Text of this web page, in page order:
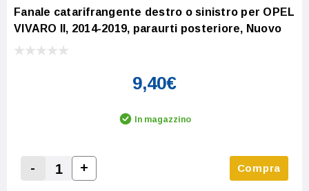
Fanale catarifrangente destro o sinistro per OPEL
VIVARO II, 2014-2019, paraurti posteriore, Nuovo
9,40€
In magazzino
Decrease Quantity:
-
Increase Quantity:
+ Compra